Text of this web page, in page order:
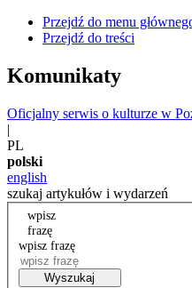
Przejdź do menu
Przejdź do treści
Komunikaty
Oficjalny serwis o kulturze w
|
PL
polski
english
szukaj artykułów i wydarzeń
wpisz
frazę
wpisz frazę
Wyszukaj